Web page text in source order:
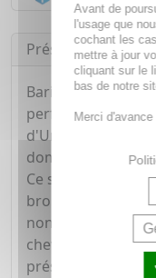
Présentation
Bariésun combine
performant et les
d'Uriage pour
dommages
Ce soin satine
bronzage avec sa
non grasse.
cheveux, elle les
préserve leur
Avant de
l'usage que
cochant les
mettre à jour
cliquant sur le
bas de notre
Merci d'avance